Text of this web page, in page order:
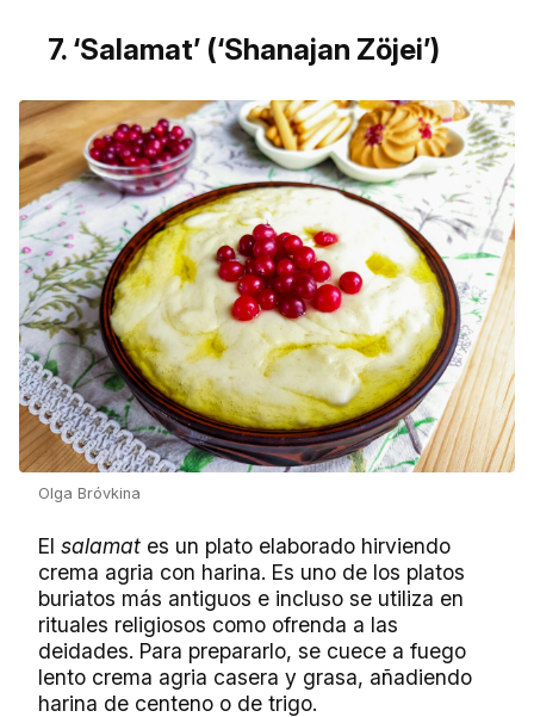
7. ‘Salamat’ (‘Shanajan Zöjei’)
Olga Bróvkina
El salamat es un plato elaborado hirviendo
crema agria con harina. Es uno de los platos
buriatos más antiguos e incluso se utiliza en
rituales religiosos como ofrenda a las
deidades. Para prepararlo, se cuece a fuego
lento crema agria casera y grasa, añadiendo
harina de centeno o de trigo.